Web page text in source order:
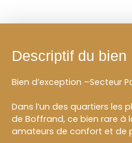
Descriptif du bien
Bien d’exception –Secteur
Dans l’un des quartiers les
de Boffrand, ce bien rare à
amateurs de confort et de